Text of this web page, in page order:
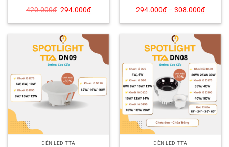
420.000₫ Giá
là:
294.000₫Giá
hiện
tại
294.000₫.
294.000₫– 308.000₫
ĐÈN LED TTA ĐÈN LED TTA